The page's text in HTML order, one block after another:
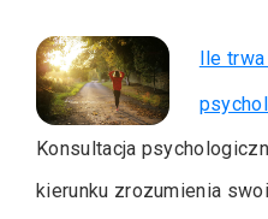
Ile
Konsultacja
kierunku zrozumienia